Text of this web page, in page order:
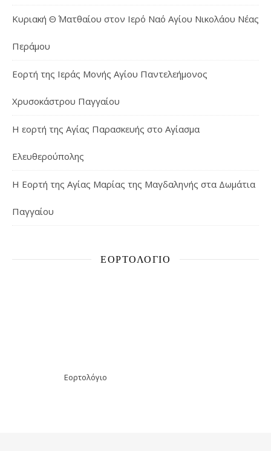
Κυριακή Θ΄ Ματθαίου στον Ιερό Ναό Αγίου Νικολάου Νέας
Περάμου
Εορτή της Ιεράς Μονής Αγίου Παντελεήμονος
Χρυσοκάστρου Παγγαίου
Η εορτή της Αγίας Παρασκευής στο Αγίασμα
Ελευθερούπολης
H Εορτή της Αγίας Μαρίας της Μαγδαληνής στα Δωμάτια
Παγγαίου
ΕΟΡΤΟΛΌΓΙΟ
Εορτολόγιο